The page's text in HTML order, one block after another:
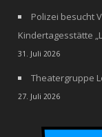
Polizei besucht
Kindertagesstätte
31. Juli 2026
Theatergruppe
27. Juli 2026